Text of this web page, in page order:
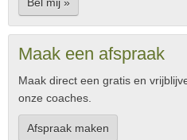
Maak een afspraak
Maak direct een gratis en
onze coaches.
Afspraak maken